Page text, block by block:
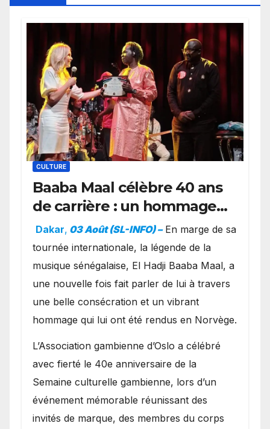
CULTURE
Baaba Maal célèbre 40 ans
de carrière : un hommage
exceptionnel à Oslo en
présence de la famille
royale.
Dakar, 03 Août (SL-INFO) – ​En marge de sa
tournée internationale, la légende de la
musique sénégalaise, El Hadji Baaba Maal, a
une nouvelle fois fait parler de lui à travers
une belle consécration et un vibrant
hommage qui lui ont été rendus en Norvège.
​L’Association gambienne d’Oslo a célébré
avec fierté le 40e anniversaire de la
Semaine culturelle gambienne, lors d’un
événement mémorable réunissant des
invités de marque, des membres du corps